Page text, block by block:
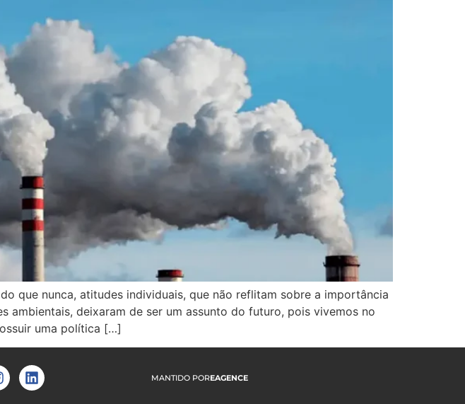
que nunca, atitudes individuais, que não reflitam sobre a importância
ambientais, deixaram de ser um assunto do futuro, pois vivemos no
uma política […]
MANTIDO POREAGENCE